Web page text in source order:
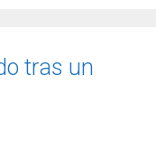
tras un